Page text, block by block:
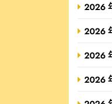
2026
2026
2026
2026